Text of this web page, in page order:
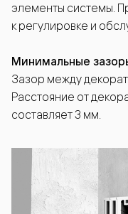
элементы системы.
к регулировке и
Минимальные
Зазор между
Расстояние от
составляет 3 мм.